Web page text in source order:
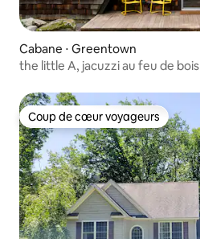
Cabane ⋅ Greentown
the little A, jacuzzi au feu de bois
Coup de cœur voyageurs
Coup de cœur voyageurs